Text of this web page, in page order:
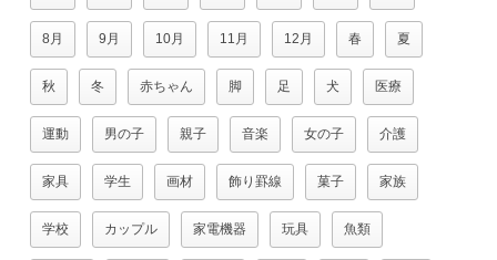
8月 9月 10月 11月 12月 春 夏
秋 冬 赤ちゃん 脚 足 犬 医療
運動 男の子 親子 音楽 女の子 介護
家具 学生 画材 飾り罫線 菓子 家族
学校 カップル 家電機器 玩具 魚類